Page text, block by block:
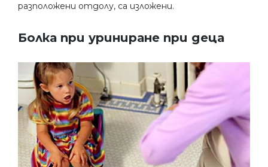
разположени отдолу, са изложени.
Болка при уриниране при деца